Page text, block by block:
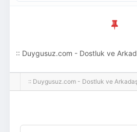
:: Duygusuz.com - Dostluk ve
hoş geldin ziyaretçi! Aramıza
:: Duygusuz.com - Dostluk ve